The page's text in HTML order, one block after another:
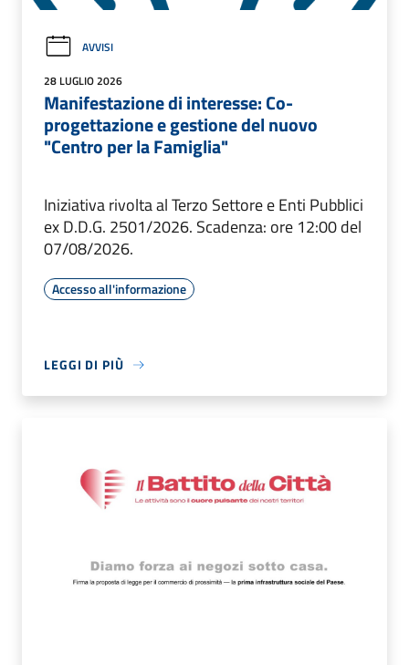
AVVISI
28 LUGLIO 2026
Manifestazione di interesse: Co-
progettazione e gestione del nuovo
"Centro per la Famiglia"
Iniziativa rivolta al Terzo Settore e Enti Pubblici
ex D.D.G. 2501/2026. Scadenza: ore 12:00 del
07/08/2026.
Accesso all'informazione
LEGGI DI PIÙ